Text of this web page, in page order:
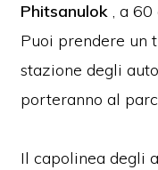
Phitsanulok, a 60
Puoi prendere un
stazione degli
porteranno al
Il capolinea degli